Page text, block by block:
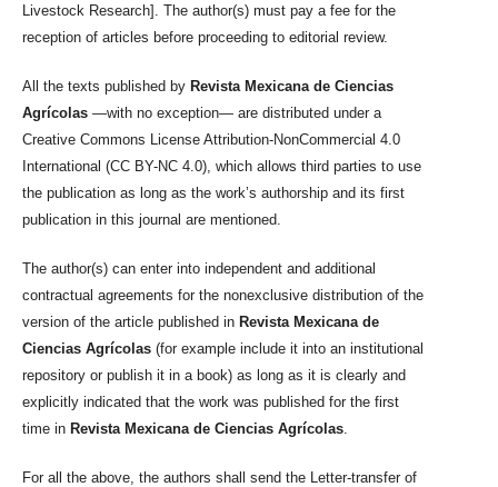
Livestock Research]. The author(s) must pay a fee for the
reception of articles before proceeding to editorial review.
All the texts published by Revista Mexicana de Ciencias
Agrícolas —with no exception— are distributed under a
Creative Commons License Attribution-NonCommercial 4.0
International (CC BY-NC 4.0), which allows third parties to use
the publication as long as the work’s authorship and its first
publication in this journal are mentioned.
The author(s) can enter into independent and additional
contractual agreements for the nonexclusive distribution of the
version of the article published in Revista Mexicana de
Ciencias Agrícolas (for example include it into an institutional
repository or publish it in a book) as long as it is clearly and
explicitly indicated that the work was published for the first
time in Revista Mexicana de Ciencias Agrícolas
For all the above, the authors shall send the Letter-transfer of